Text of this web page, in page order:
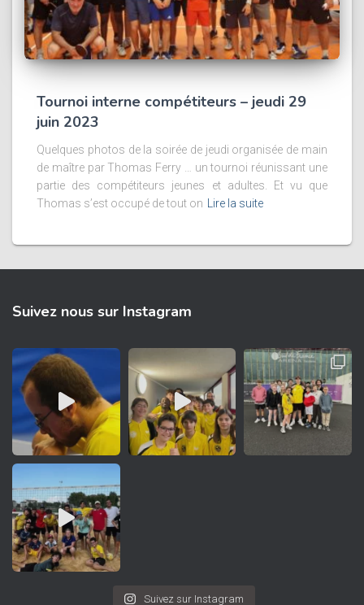
Tournoi interne compétiteurs – jeudi 29
juin 2023
Quelques photos de la soirée de jeudi organisée de main
de maître par Thomas Ferry … un tournoi réunissant une
partie des compétiteurs jeunes et adultes. Et vu que
Thomas s’est occupé de tout on
Lire la suite
Suivez nous sur Instagram
Suivez sur Instagram